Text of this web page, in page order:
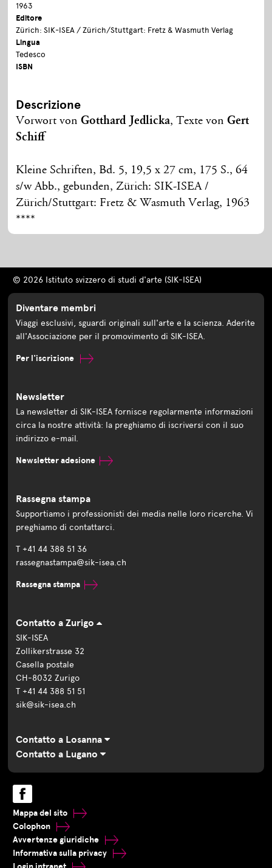
1963
Editore
Zürich: SIK-ISEA / Zürich/Stuttgart: Fretz & Wasmuth Verlag
Lingua
Tedesco
ISBN
Descrizione
Vorwort vonGotthard Jedlicka, Texte vonGert
Schiff
Kleine Schriften, Bd. 5, 19,5 x 27 cm, 175 S., 64
s/w Abb., gebunden, Zürich: SIK-ISEA /
Zürich/Stuttgart: Fretz & Wasmuth Verlag, 1963
****
© 2026 Istituto svizzero di studi d'arte (SIK-ISEA)
Diventare membri
Viaggi esclusivi, sguardi originali sull'arte e la scienza. Aderite
all'Associazione per il promovimento di SIK-ISEA.
Per l'iscrizione
Newsletter
La newsletter di SIK-ISEA fornisce regolarmente informazioni
circa la nostre attività: la preghiamo di iscriversi con il suo
indirizzo e-mail.
Newsletter adesione
Rassegna stampa
Supportiamo i professionisti dei media nelle loro ricerche. Vi
preghiamo di contattarci.
T +41 44 388 51 36
rassegnastampa@sik-isea.ch
Rassegna stampa
Contatto a Zurigo
SIK-ISEA
Zollikerstrasse 32
Casella postale
CH-8032 Zurigo
T +41 44 388 51 51
sik@sik-isea.ch
Contatto a Losanna
Contatto a Lugano
Mappa del sito
Colophon
Avvertenze giuridiche
Informativa sulla privacy